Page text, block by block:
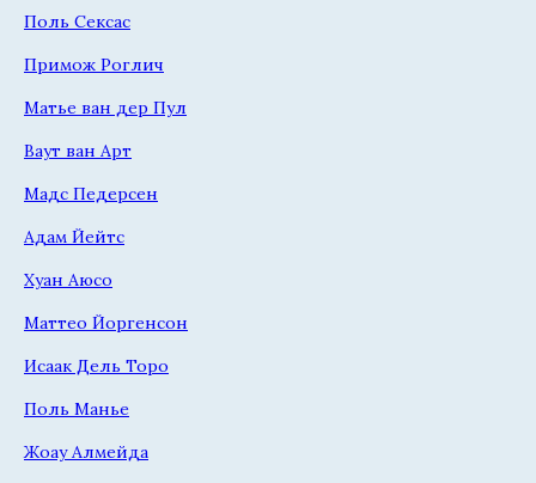
Поль Сексас
Примож Роглич
Матье ван дер Пул
Ваут ван Арт
Мадс Педерсен
Адам Йейтс
Хуан Аюсо
Маттео Йоргенсон
Исаак Дель Торо
Поль Манье
Жоау Алмейда